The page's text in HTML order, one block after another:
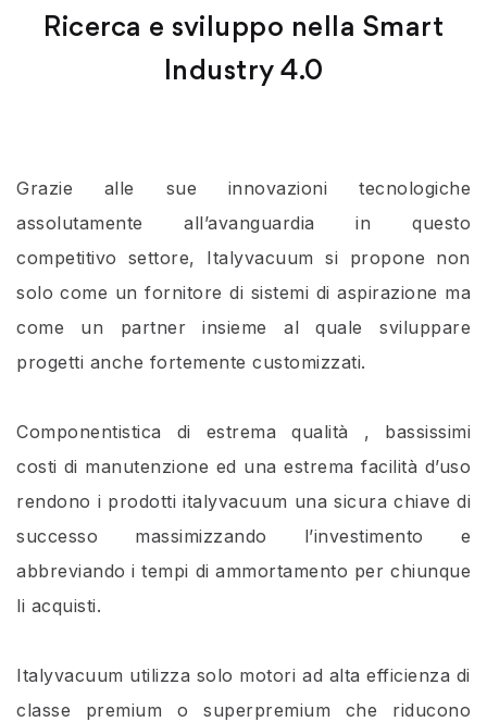
Ricerca e sviluppo nella Smart
Industry 4.0
Grazie alle sue innovazioni tecnologiche
assolutamente all’avanguardia in questo
competitivo settore, Italyvacuum si propone non
solo come un fornitore di sistemi di aspirazione ma
come un partner insieme al quale sviluppare
progetti anche fortemente customizzati.
Componentistica di estrema qualità , bassissimi
costi di manutenzione ed una estrema facilità d’uso
rendono i prodotti italyvacuum una sicura chiave di
successo massimizzando l’investimento e
abbreviando i tempi di ammortamento per chiunque
li acquisti.
Italyvacuum utilizza solo motori ad alta efficienza di
classe premium o superpremium che riducono